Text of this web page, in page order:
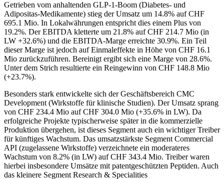
Getrieben vom anhaltenden GLP-1-Boom (Diabetes- und
Adipositas-Medikamente) stieg der Umsatz um 14.8% auf CHF
695.1 Mio. In Lokalwährungen entspricht dies einem Plus von
19.2%. Der EBITDA kletterte um 21.8% auf CHF 214.7 Mio (in
LW +32.6%) und die EBITDA-Marge erreichte 30.9%. Ein Teil
dieser Marge ist jedoch auf Einmaleffekte in Höhe von CHF 16.1
Mio zurückzuführen. Bereinigt ergibt sich eine Marge von 28.6%.
Unter dem Strich resultierte ein Reingewinn von CHF 148.8 Mio
(+23.7%).
Besonders stark entwickelte sich der Geschäftsbereich CMC
Development (Wirkstoffe für klinische Studien). Der Umsatz sprang
von CHF 234.4 Mio auf CHF 304.0 Mio (+35.6% in LW). Da
erfolgreiche Projekte typischerweise später in die kommerzielle
Produktion übergehen, ist dieses Segment auch ein wichtiger Treiber
für künftiges Wachstum. Das umsatzstärkste Segment Commercial
API (zugelassene Wirkstoffe) verzeichnete ein moderateres
Wachstum von 8.2% (in LW) auf CHF 343.4 Mio. Treiber waren
hierbei insbesondere Umsätze mit patentgeschützten Peptiden. Auch
das kleinere Segment Research & Specialities